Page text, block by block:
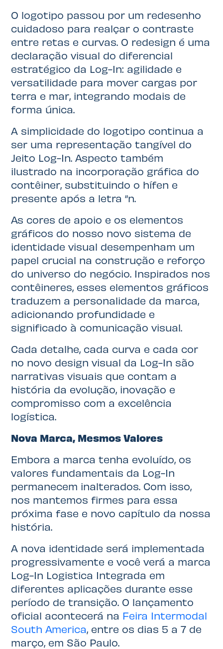
O logotipo passou por um redesenho
cuidadoso para realçar o contraste
entre retas e curvas. O redesign é uma
declaração visual do diferencial
estratégico da Log-In: agilidade e
versatilidade para mover cargas por
terra e mar, integrando modais de
forma única.
A simplicidade do logotipo continua a
ser uma representação tangível do
Jeito Log-In. Aspecto também
ilustrado na incorporação gráfica do
contêiner, substituindo o hífen e
presente após a letra “n.
As cores de apoio e os elementos
gráficos do nosso novo sistema de
identidade visual desempenham um
papel crucial na construção e reforço
do universo do negócio. Inspirados nos
contêineres, esses elementos gráficos
traduzem a personalidade da marca,
adicionando profundidade e
significado à comunicação visual.
Cada detalhe, cada curva e cada cor
no novo design visual da Log-In são
narrativas visuais que contam a
história da evolução, inovação e
compromisso com a excelência
logística.
Nova Marca, Mesmos Valores
Embora a marca tenha evoluído, os
valores fundamentais da Log-In
permanecem inalterados. Com isso,
nos mantemos firmes para essa
próxima fase e novo capítulo da nossa
história.
A nova identidade será implementada
progressivamente e você verá a marca
Log-In Logistica Integrada em
diferentes aplicações durante esse
período de transição. O lançamento
oficial acontecerá na Feira Intermodal
South America, entre os dias 5 a 7 de
março, em São Paulo.